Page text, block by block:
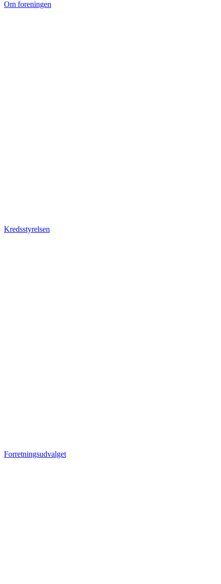
Om foreningen
Kredsstyrelsen
Forretningsudvalget